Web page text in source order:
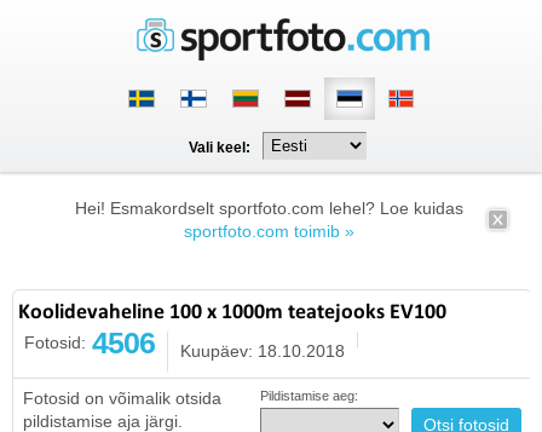
Vali keel:
Hei! Esmakordselt sportfoto.com lehel? Loe kuidas
sportfoto.com toimib »
Koolidevaheline 100 x 1000m teatejooks EV100
Fotosid: 4506 Kuupäev: 18.10.2018
Fotosid on võimalik otsida
pildistamise aja järgi.
Pildistamise aeg: